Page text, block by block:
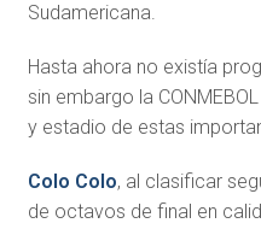
Sudamericana.
Hasta ahora no existía
sin embargo la
y estadio de estas
Colo Colo, al clasificar
de octavos de final en